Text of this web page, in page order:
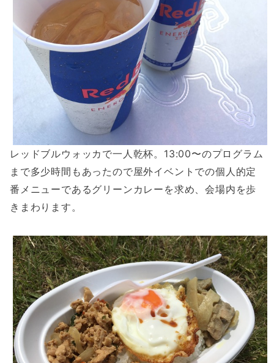
レッドブルウォッカで一人乾杯。13:00〜のプログラム
まで多少時間もあったので屋外イベントでの個人的定
番メニューであるグリーンカレーを求め、会場内を歩
きまわります。